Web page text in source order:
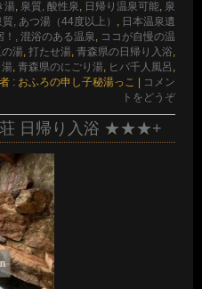
湯 泉質, 酸性泉 日帰り温泉可能 泉
質, あつ湯（44度以上）
日本温泉遺
！, 混浴のある温泉
ココが自慢の温
の湯 打たせ湯 青森県の日帰り入浴
青森県のにごり湯 ヒバ千人風呂
: おふろの申し子秘湯っこ | コメン
トをどうぞ
荘 日帰り入浴 ★★★+